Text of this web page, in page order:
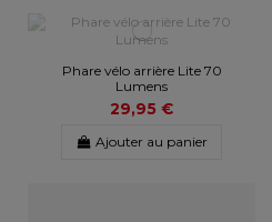
Phare vélo arrière Lite 70
Lumens
29,95 €
Ajouter au panier